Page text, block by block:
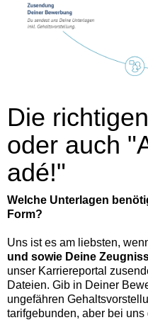
Die
oder auch
adé!"
Welche Unterlagen
Form?
Uns ist es am liebsten,
und sowie Deine
unser Karriereportal
Dateien. Gib in Deiner
ungefähren
tarifgebunden, aber bei